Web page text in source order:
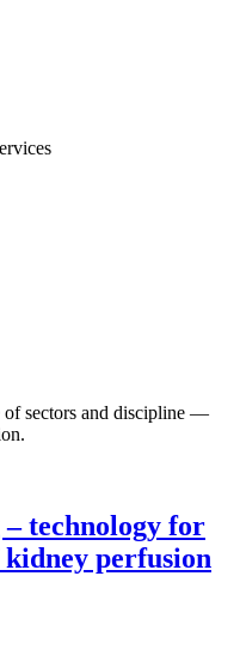
of sectors and discipline —
technology for
kidney perfusion